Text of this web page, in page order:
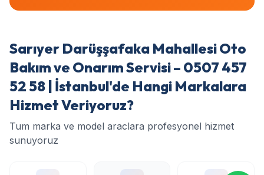
Sarıyer Darüşşafaka Mahallesi Oto
Bakım ve Onarım Servisi – 0507 457
52 58 | İstanbul'de Hangi Markalara
Hizmet Veriyoruz?
Tum marka ve model araclara profesyonel hizmet
sunuyoruz